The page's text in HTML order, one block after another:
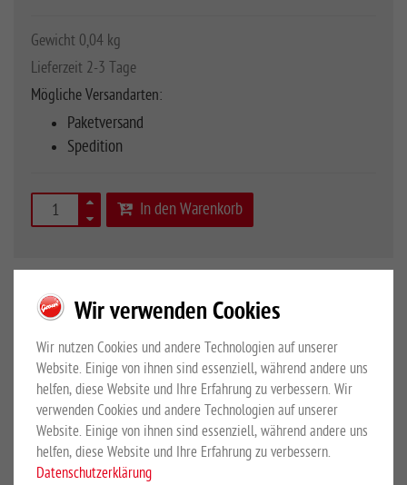
Gewicht 0,04 kg
Lieferzeit 2-3 Tage
Mögliche Versandarten:
Paketversand
Spedition
In den Warenkorb
Art.Nr.10020970
für Kordel bis 6 mm, 4 Stück
Mehr Details
Großewinkelmann GmbH & Co.KG
Sicherheitshinweise
Wir verwenden Cookies
Wir nutzen Cookies und andere Technologien auf unserer
Website. Einige von ihnen sind essenziell, während andere uns
helfen, diese Website und Ihre Erfahrung zu verbessern. Wir
verwenden Cookies und andere Technologien auf unserer
Website. Einige von ihnen sind essenziell, während andere uns
helfen, diese Website und Ihre Erfahrung zu verbessern.
Datenschutzerklärung